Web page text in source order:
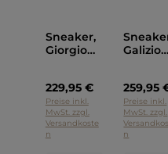
Sneaker,
Giorgio
229,95 €
Preise inkl.
MwSt. zzgl.
Versandkoste
n
Galizio
259,95
Preise inkl.
MwSt. zzgl.
n